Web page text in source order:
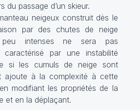
du passage d’un skieur.
neigeux construit dès le
par des chutes de neige
peu intenses ne sera pas
caractérisé par une instabilité
si les cumuls de neige sont
ajoute à la complexité à cette
modifiant les propriétés de la
et en la déplaçant.